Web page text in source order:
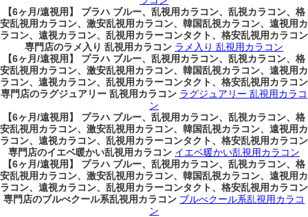
【6ヶ月/遠視用】 プラハ ブルー、乱視用カラコン、乱視カラコン、格
安乱視用カラコン、激安乱視用カラコン、韓国乱視カラコン、遠視用カ
ラコン、遠視カラコン、乱視用カラーコンタクト、格安乱視用カラコン
専門店のラメ入り 乱視用カラコン ラメ入り 乱視用カラコン
【6ヶ月/遠視用】 プラハ ブルー、乱視用カラコン、乱視カラコン、格
安乱視用カラコン、激安乱視用カラコン、韓国乱視カラコン、遠視用カ
ラコン、遠視カラコン、乱視用カラーコンタクト、格安乱視用カラコン
専門店のラグジュアリー 乱視用カラコン ラグジュアリー 乱視用カラコ
ン
【6ヶ月/遠視用】 プラハ ブルー、乱視用カラコン、乱視カラコン、格
安乱視用カラコン、激安乱視用カラコン、韓国乱視カラコン、遠視用カ
ラコン、遠視カラコン、乱視用カラーコンタクト、格安乱視用カラコン
専門店のイエベ暖かい乱視用カラコン イエベ暖かい乱視用カラコン
【6ヶ月/遠視用】 プラハ ブルー、乱視用カラコン、乱視カラコン、格
安乱視用カラコン、激安乱視用カラコン、韓国乱視カラコン、遠視用カ
ラコン、遠視カラコン、乱視用カラーコンタクト、格安乱視用カラコン
専門店のブルべクール系乱視用カラコン ブルべクール系乱視用カラコ
ン